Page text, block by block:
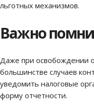
льготных механизмов.
Важно
Даже при освобождении
большинстве случаев
уведомить налоговые
форму отчетности.